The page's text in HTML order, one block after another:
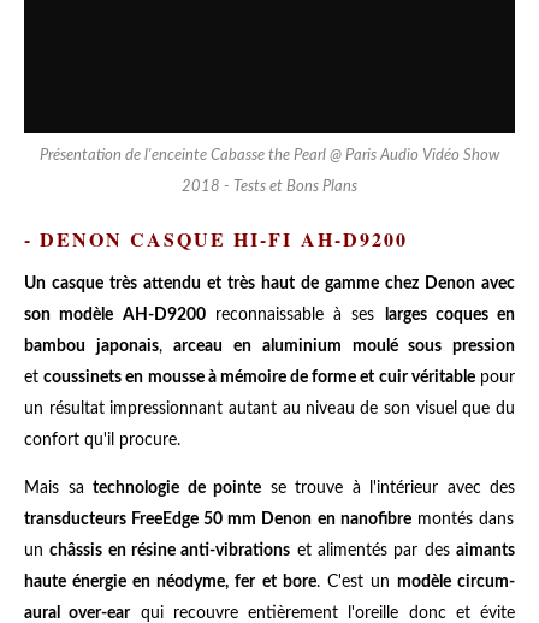
Présentation de l'enceinte Cabasse the Pearl @ Paris Audio Vidéo Show
2018 - Tests et Bons Plans
- DENON CASQUE HI-FI AH-D9200
Un casque très attendu et très haut de gamme chez Denon avec
son modèle AH-D9200reconnaissable à ses
larges coques en
bambou japonais,arceau en aluminium moulé sous pression
etcoussinets en mousse à mémoire de forme et cuir véritablepour
un résultat impressionnant autant au niveau de son visuel que du
confort qu'il procure.
Mais sa technologie de pointe se trouve à l'intérieur avec des
transducteurs FreeEdge 50 mm Denon en nanofibremontés dans
unchâssis en résine anti-vibrations et alimentés par desaimants
haute énergie en néodyme, fer et bore. C'est un modèle circum-
aural over-earqui recouvre entièrement l'oreille donc et évite